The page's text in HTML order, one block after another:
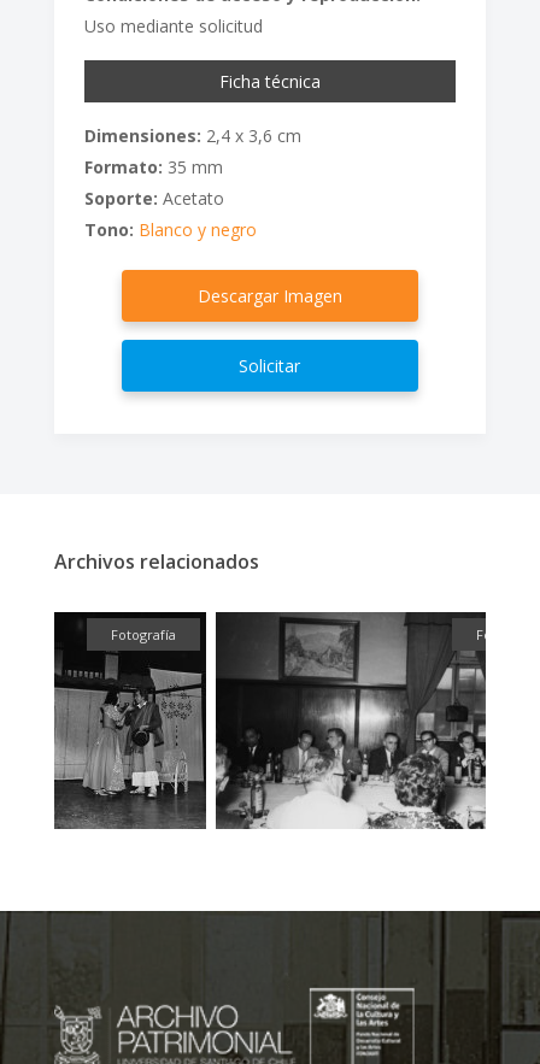
Uso mediante solicitud
Ficha técnica
Dimensiones: 2,4 x 3,6 cm
Formato: 35 mm
Soporte: Acetato
Tono: Blanco y negro
Descargar Imagen
Solicitar
Archivos relacionados
Fotografía